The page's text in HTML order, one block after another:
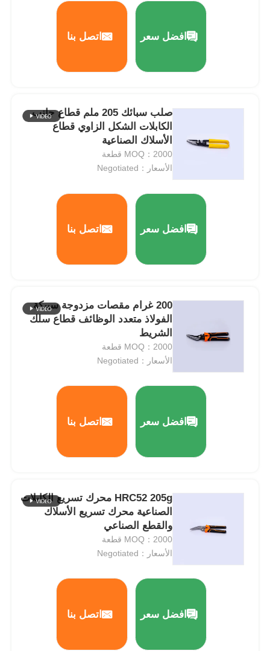
أشرطة فيديو
افضل سعر اتصل بنا
صلب سبائك 205 ملم قطاع جانب
الكابلات الشكل الزاوي قطاع
الأسلاك الصناعية
MOQ：2000 قطعة
الأسعار：Negotiated
افضل سعر اتصل بنا
200 غرام مقصات مزدوجة سبيكة
الفولاذ متعدد الوظائف قطاع سلك
الشريط
MOQ：2000 قطعة
الأسعار：Negotiated
افضل سعر اتصل بنا
HRC52 205g محرك تسريع الكابلات
الصناعية محرك تسريع الأسلاك
والقطع الصناعي
MOQ：2000 قطعة
الأسعار：Negotiated
افضل سعر اتصل بنا